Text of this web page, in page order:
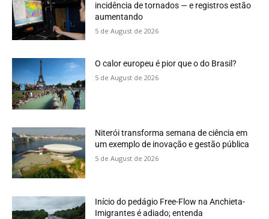
incidência de tornados — e registros estão
aumentando
5 de August de 2026
O calor europeu é pior que o do Brasil?
5 de August de 2026
Niterói transforma semana de ciência em
um exemplo de inovação e gestão pública
5 de August de 2026
Início do pedágio Free-Flow na Anchieta-
Imigrantes é adiado; entenda